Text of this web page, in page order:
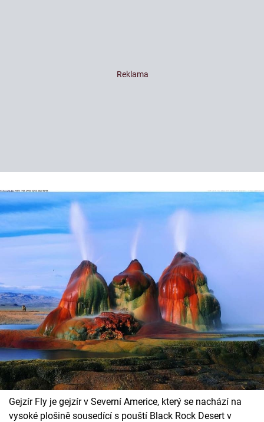
Gejzír Fly je gejzír v Severní Americe, který se nachází na
vysoké plošině sousedící s pouští Black Rock Desert v